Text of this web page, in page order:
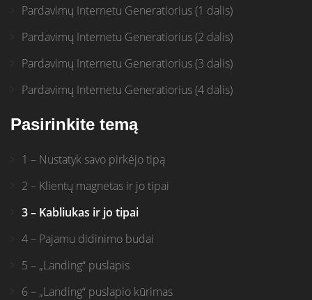
Pardavimų Internetu Generatiorius (1 dalis)
Pardavimų Internetu Generatiorius (2 dalis)
Pardavimų Internetu Generatiorius (3 dalis)
Pardavimų Internetu Generatiorius (4 dalis)
Pasirinkite temą
1 – Nustatyk savo pirkėjo tipą
2 – Klientų magnetas ir jo tipai
3 – Kabliukas ir jo tipai
4 – Pajamu didinimo budai
5 – „Landing“ puslapis
6 – „Landing“ puslapio kūrimas